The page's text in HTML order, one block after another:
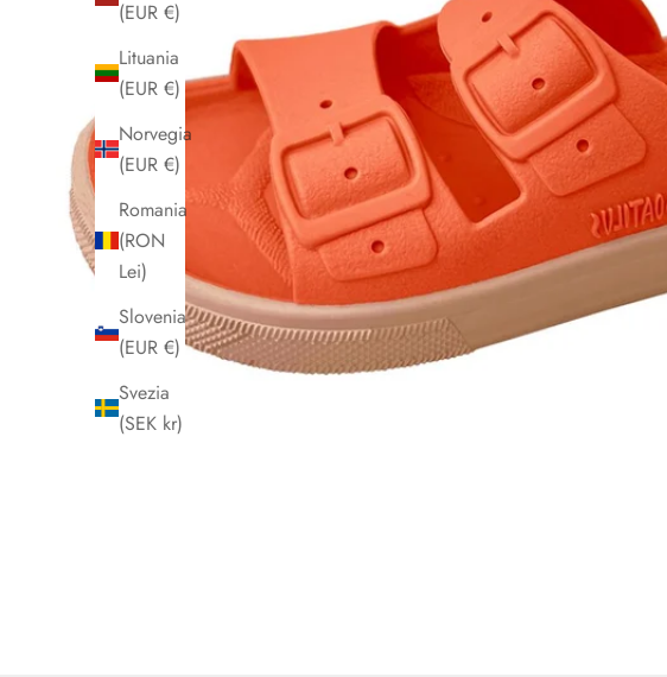
(EUR €)
Lituania
(EUR €)
Norvegia
(EUR €)
Romania
(RON
Lei)
Slovenia
(EUR €)
Svezia
(SEK kr)